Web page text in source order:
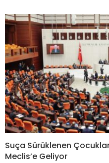
Suça Sürüklenen
Meclis’e Geliyor